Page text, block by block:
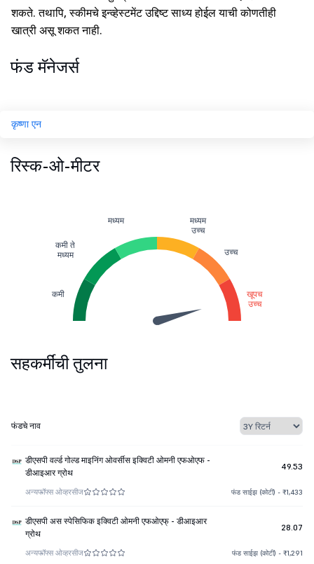
शकते. तथापि, स्कीमचे इन्व्हेस्टमेंट उद्दिष्ट साध्य होईल याची कोणतीही
खात्री असू शकत नाही.
फंड मॅनेजर्स
कृष्णा एन
रिस्क-ओ-मीटर
कमी
कमी ते
मध्यम
मध्यम
मध्यम
उच्च
उच्च
खूपच
उच्च
सहकर्मींची तुलना
फंडचे नाव
डीएसपी वर्ल्ड गोल्ड माइनिंग ओवर्सीस इक्विटी ओमनी एफओएफ -
डीआइआर ग्रोथ
49.53
अन्यफॉफ्स ओव्हरसीज फंड साईझ (कोटी) - ₹1,433
डीएसपी अस स्पेसिफिक इक्विटी ओमनी एफओएफ् - डीआइआर
ग्रोथ
28.07
अन्यफॉफ्स ओव्हरसीज फंड साईझ (कोटी) - ₹1,291